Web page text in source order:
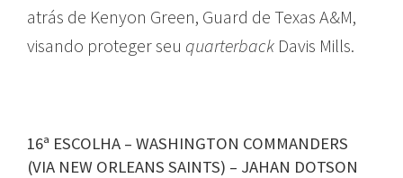
atrás de Kenyon Green, Guard de Texas A&M,
visando proteger seu quarterback Davis Mills.
16ª ESCOLHA – WASHINGTON COMMANDERS
(VIA NEW ORLEANS SAINTS) – JAHAN DOTSON